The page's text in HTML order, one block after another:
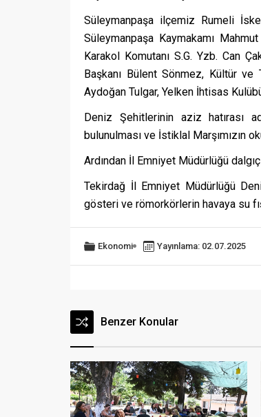
Süleymanpaşa ilçemiz Rumeli
Süleymanpaşa Kaymakamı
Karakol Komutanı S.G. Yzb. Can
Başkanı Bülent Sönmez, Kültür
Aydoğan Tulgar, Yelken İhtisas
Deniz Şehitlerinin aziz hatırası
bulunulması ve İstiklal Marşımızın
Ardından İl Emniyet Müdürlüğü
Tekirdağ İl Emniyet Müdürlüğü
gösteri ve römorkörlerin havaya su
Ekonomi Yayınlama: 02.07.2025
Benzer Konular